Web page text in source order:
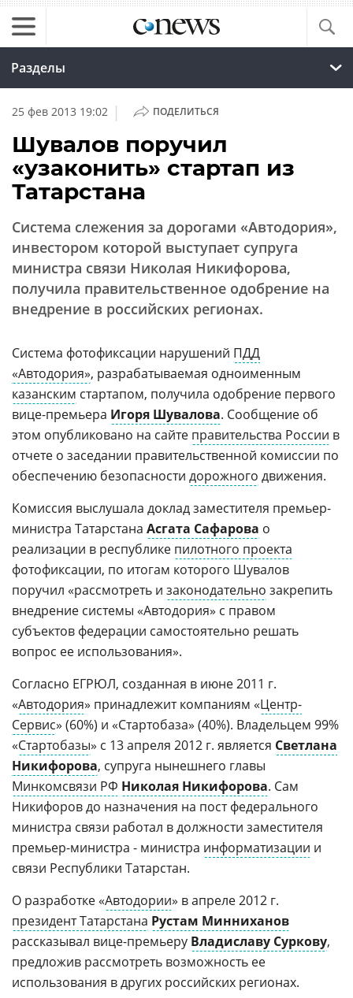
Разделы
25 фев 2013 19:02 | ПОДЕЛИТЬСЯ
Шувалов поручил
«узаконить» стартап из
Татарстана
Система слежения за дорогами «Автодория»,
инвестором которой выступает супруга
министра связи Николая Никифорова,
получила правительственное одобрение на
внедрение в российских регионах.
Система фотофиксации нарушений ПДД
«Автодория», разрабатываемая одноименным
казанским стартапом, получила одобрение первого
вице-премьера Игоря Шувалова. Сообщение об
этом опубликовано на сайте правительства России в
отчете о заседании правительственной комиссии по
обеспечению безопасности дорожного движения.
Комиссия выслушала доклад заместителя премьер-
министра Татарстана Асгата Сафарова о
реализации в республике пилотного проекта
фотофиксации, по итогам которого Шувалов
поручил «рассмотреть и законодательно закрепить
внедрение системы «Автодория» с правом
субъектов федерации самостоятельно решать
вопрос ее использования».
Согласно ЕГРЮЛ, созданная в июне 2011 г.
«Автодория» принадлежит компаниям «Центр-
Сервис» (60%) и «Стартобаза» (40%). Владельцем 99%
«Стартобазы» с 13 апреля 2012 г. является Светлана
Никифорова, супруга нынешнего главы
Минкомсвязи РФ Николая Никифорова. Сам
Никифоров до назначения на пост федерального
министра связи работал в должности заместителя
премьер-министра - министра информатизации и
связи Республики Татарстан.
О разработке «Автодории» в апреле 2012 г.
президент Татарстана Рустам Минниханов
рассказывал вице-премьеру Владиславу Суркову,
предложив рассмотреть возможность ее
использования в других российских регионах.